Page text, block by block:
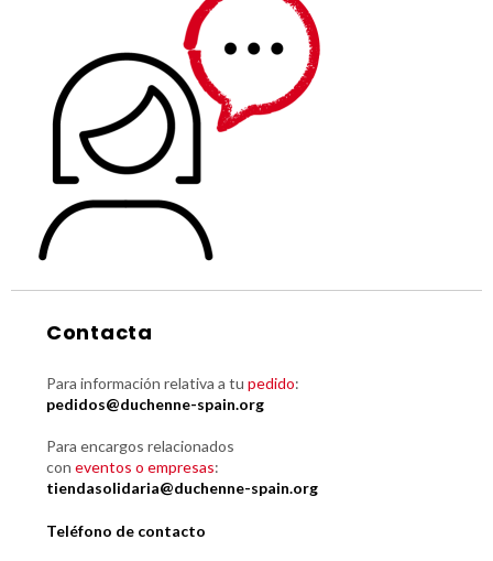
Contacta
Para información relativa a tu pedido:
pedidos@duchenne-spain.org
Para encargos relacionados
con eventos o empresas:
tiendasolidaria@duchenne-spain.org
Teléfono de contacto